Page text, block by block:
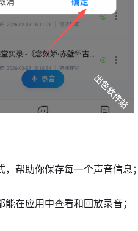
帮助你保存每一个声音信息；
在应用中查看和回放录音；